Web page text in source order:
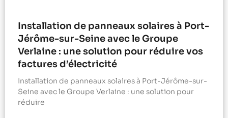
Installation de panneaux solaires à Port-
Jérôme-sur-Seine avec le Groupe
Verlaine : une solution pour réduire vos
factures d’électricité
Installation de panneaux solaires à Port-Jérôme-sur-
Seine avec le Groupe Verlaine : une solution pour
réduire